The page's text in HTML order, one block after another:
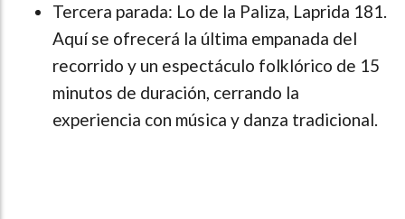
Tercera parada: Lo de la Paliza, Laprida 181.
Aquí se ofrecerá la última empanada del
recorrido y un espectáculo folklórico de 15
minutos de duración, cerrando la
experiencia con música y danza tradicional.